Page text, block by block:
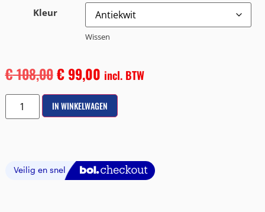
Kleur
Wissen
€108,00€99,00 incl. BTW
IN WINKELWAGEN